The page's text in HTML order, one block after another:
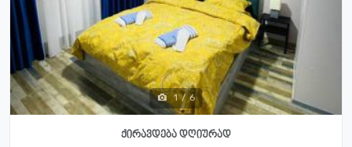
1 / 6
ქირავდება დღიურად